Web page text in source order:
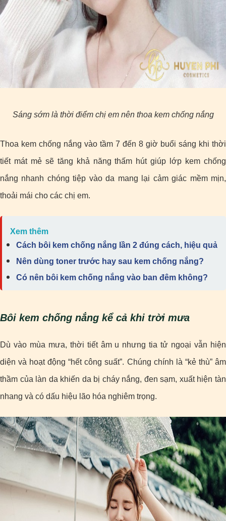
Sáng sớm là thời điểm chị em nên thoa kem chống nắng
Thoa kem chống nắng vào tầm 7 đến 8 giờ buổi sáng khi thời
tiết mát mẻ sẽ tăng khả năng thấm hút giúp lớp kem chống
nắng nhanh chóng tiệp vào da mang lại cảm giác mềm mịn,
thoải mái cho các chị em.
Xem thêm
Cách bôi kem chống nắng lần 2 đúng cách, hiệu quả
Nên dùng toner trước hay sau kem chống nắng?
Có nên bôi kem chống nắng vào ban đêm không?
Bôi kem chống nắng kể cả khi trời mưa
Dù vào mùa mưa, thời tiết âm u nhưng tia tử ngoại vẫn hiện
diện và hoạt động “hết công suất”. Chúng chính là “kẻ thù” âm
thầm của làn da khiến da bị cháy nắng, đen sạm, xuất hiện tàn
nhang và có dấu hiệu lão hóa nghiêm trọng.